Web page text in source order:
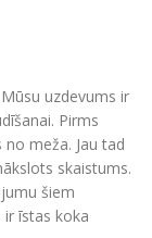
uzdevums ir
Pirms
meža. Jau tad
skaistums.
šiem
īstas koka